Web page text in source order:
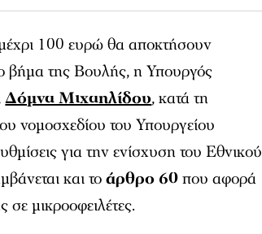
100 ευρώ θα αποκτήσουν
βήμα της Βουλής, η Υπουργός
Δόμνα Μιχαηλίδου, κατά τη
νομοσχεδίου του Υπουργείου
για την ενίσχυση του Εθνικού
και τοάρθρο 60που αφορά
μικροοφειλέτες.